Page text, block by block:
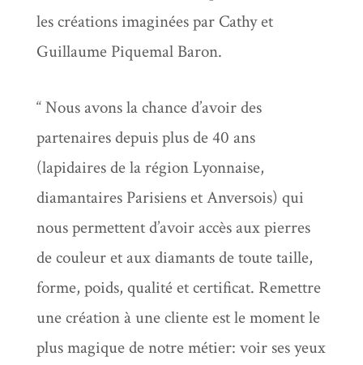
les créations imaginées par Cathy et
Guillaume Piquemal Baron.
“ Nous avons la chance d’avoir des
partenaires depuis plus de 40 ans
(lapidaires de la région Lyonnaise,
diamantaires Parisiens et Anversois) qui
nous permettent d’avoir accès aux pierres
de couleur et aux diamants de toute taille,
forme, poids, qualité et certificat. Remettre
une création à une cliente est le moment le
plus magique de notre métier: voir ses yeux